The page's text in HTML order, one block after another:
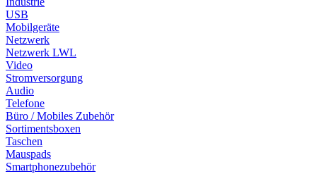
USB
Mobilgeräte
Netzwerk
Netzwerk LWL
Video
Stromversorgung
Audio
Telefone
Büro / Mobiles Zubehör
Sortimentsboxen
Taschen
Mauspads
Smartphonezubehör